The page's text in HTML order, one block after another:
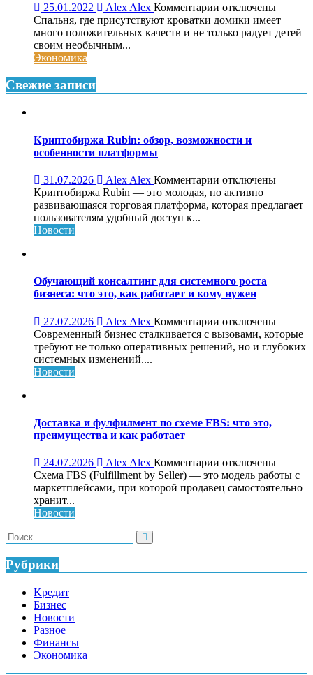
25.01.2022 Alex Alex Комментарии к
записи
Кроватки
отключены
Спальня, где присутствуют кроватки домики имеет
много положительных качеств и не только радует детей
своим необычным...
Экономика
Свежие записи
Криптобиржа Rubin: обзор, возможности и
особенности платформы
31.07.2026 Alex Alex Комментарии к
записи
Криптобиржа
платформы
отключены
Криптобиржа Rubin — это молодая, но активно
развивающаяся торговая платформа, которая предлагает
пользователям удобный доступ к...
Новости
Обучающий консалтинг для системного роста
бизнеса: что это, как работает и кому нужен
27.07.2026 Alex Alex Комментарии к
записи
Обучающий
что
работает
и
кому
нужен
отключены
Современный бизнес сталкивается с вызовами, которые
требуют не только оперативных решений, но и глубоких
системных изменений....
Новости
Доставка и фулфилмент по схеме FBS: что это,
преимущества и как работает
24.07.2026 Alex Alex Комментарии к
записи
Доставка
это,
отключены
Схема FBS (Fulfillment by Seller) — это модель работы с
маркетплейсами, при которой продавец самостоятельно
хранит...
Новости
Рубрики
Kредит
Бизнес
Новости
Разное
Финансы
Экономика